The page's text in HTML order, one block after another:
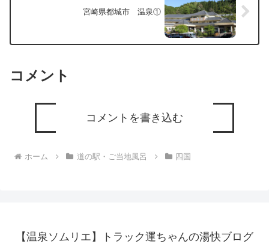
宮崎県都城市 温泉①
コメント
コメントを書き込む
ホーム 道の駅・ご当地風呂 四国
【温泉ソムリエ】トラック運ちゃんの湯快ブログ